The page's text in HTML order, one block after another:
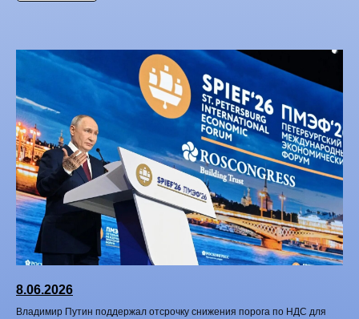
8.06.2026
Владимир Путин поддержал отсрочку снижения порога по НДС для